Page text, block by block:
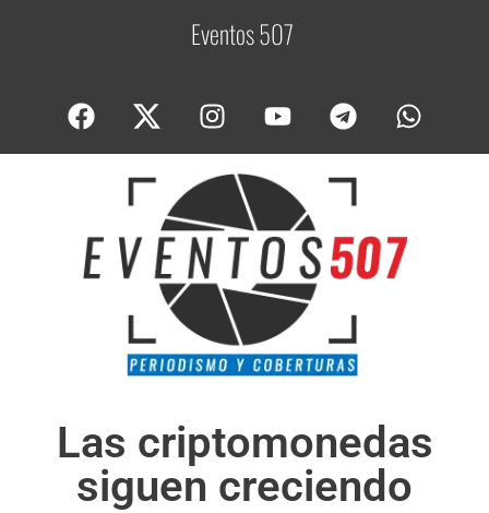
Eventos 507C
Las criptomonedas
siguen creciendo